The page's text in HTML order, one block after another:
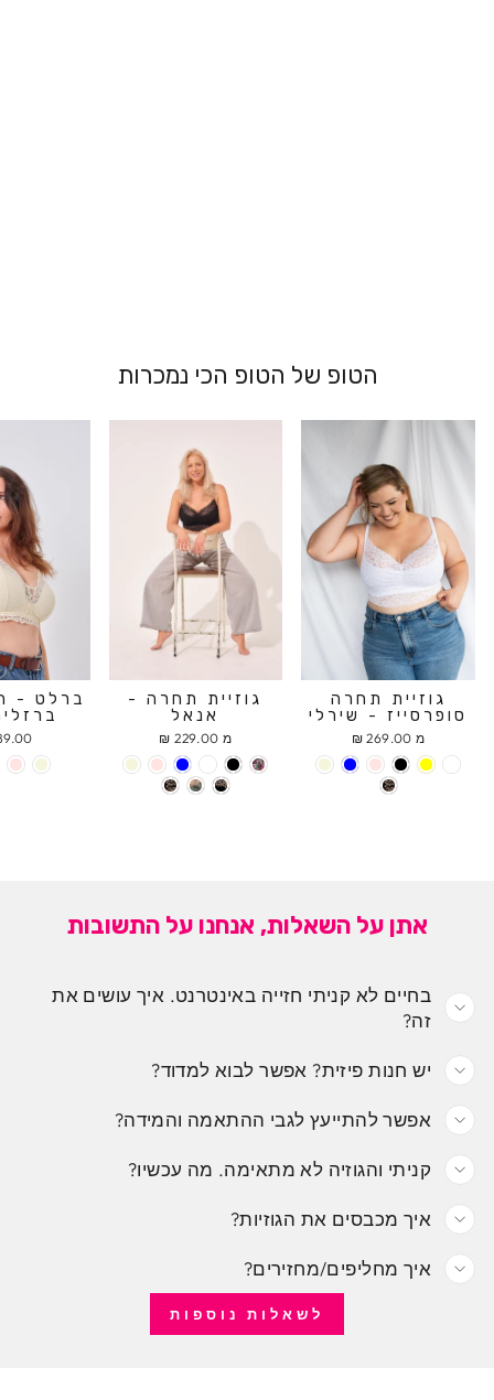
הטופ של הטופ הכי נמכרות
גוזיית תחרה
סופרסייז - שירלי
מ 269.00 ₪
גוזיית תחרה -
אנאל
מ 229.00 ₪
ברלט -
₪
אתן על השאלות, אנחנו על התשובות
בחיים לא קניתי חזייה באינטרנט. איך עושים את
זה?
יש חנות פיזית? אפשר לבוא למדוד?
אפשר להתייעץ לגבי ההתאמה והמידה?
קניתי והגוזיה לא מתאימה. מה עכשיו?
איך מכבסים את הגוזיות?
איך מחליפים/מחזירים?
לשאלות נוספות